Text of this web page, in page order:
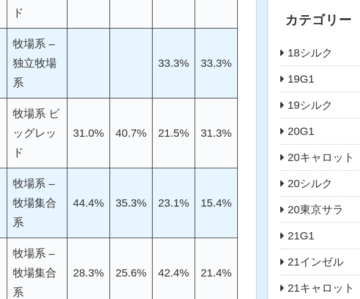
ド
牧場系 –
独立牧場
系
33.3% 33.3%
牧場系 ビ
ッグレッ
ド
31.0% 40.7% 21.5% 31.3%
牧場系 –
牧場集合
系
44.4% 35.3% 23.1% 15.4%
牧場系 –
牧場集合
系
28.3% 25.6% 42.4% 21.4%
カテゴリー
18シルク
19G1
19シルク
20G1
20キャロット
20シルク
20東京サラ
21G1
21インゼル
21キャロット